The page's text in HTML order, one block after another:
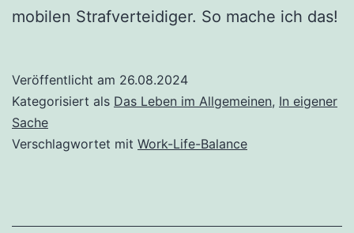
mobilen Strafverteidiger. So mache ich das!
Veröffentlicht am 26.08.2024
Kategorisiert als Das Leben im Allgemeinen, In eigener
Sache
Verschlagwortet mit Work-Life-Balance